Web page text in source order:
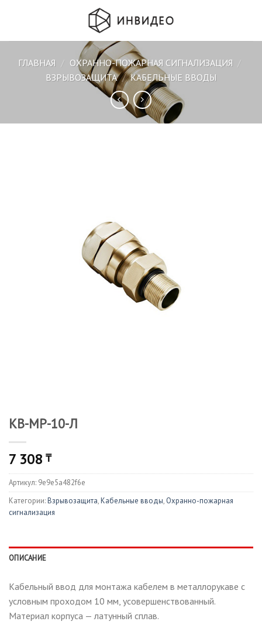
ГЛАВНАЯ / ОХРАННО-ПОЖАРНАЯ СИГНАЛИЗАЦИЯ /
ВЗРЫВОЗАЩИТА / КАБЕЛЬНЫЕ ВВОДЫ
КВ-МР-10-Л
7 308 ₸
Артикул: 9e9e5a482f6e
Категории:Взрывозащита,Кабельные вводы, Охранно-пожарная
сигнализация
ОПИСАНИЕ
Кабельный ввод для монтажа кабелем в металлорукаве с
условным проходом 10 мм, усовершенствованный.
Материал корпуса — латунный сплав.